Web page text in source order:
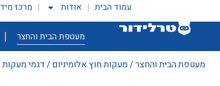
עמוד הבית אודות מרכז
מעטפת הבית והחצר
מעטפת הבית והחצר/מעקות חוץ אלומיניום /דגמי מעקות